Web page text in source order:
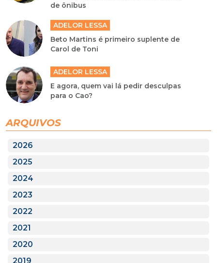
de ônibus
ADELOR LESSA
Beto Martins é primeiro suplente de
Carol de Toni
ADELOR LESSA
E agora, quem vai lá pedir desculpas
para o Cao?
ARQUIVOS
2026
2025
2024
2023
2022
2021
2020
2019